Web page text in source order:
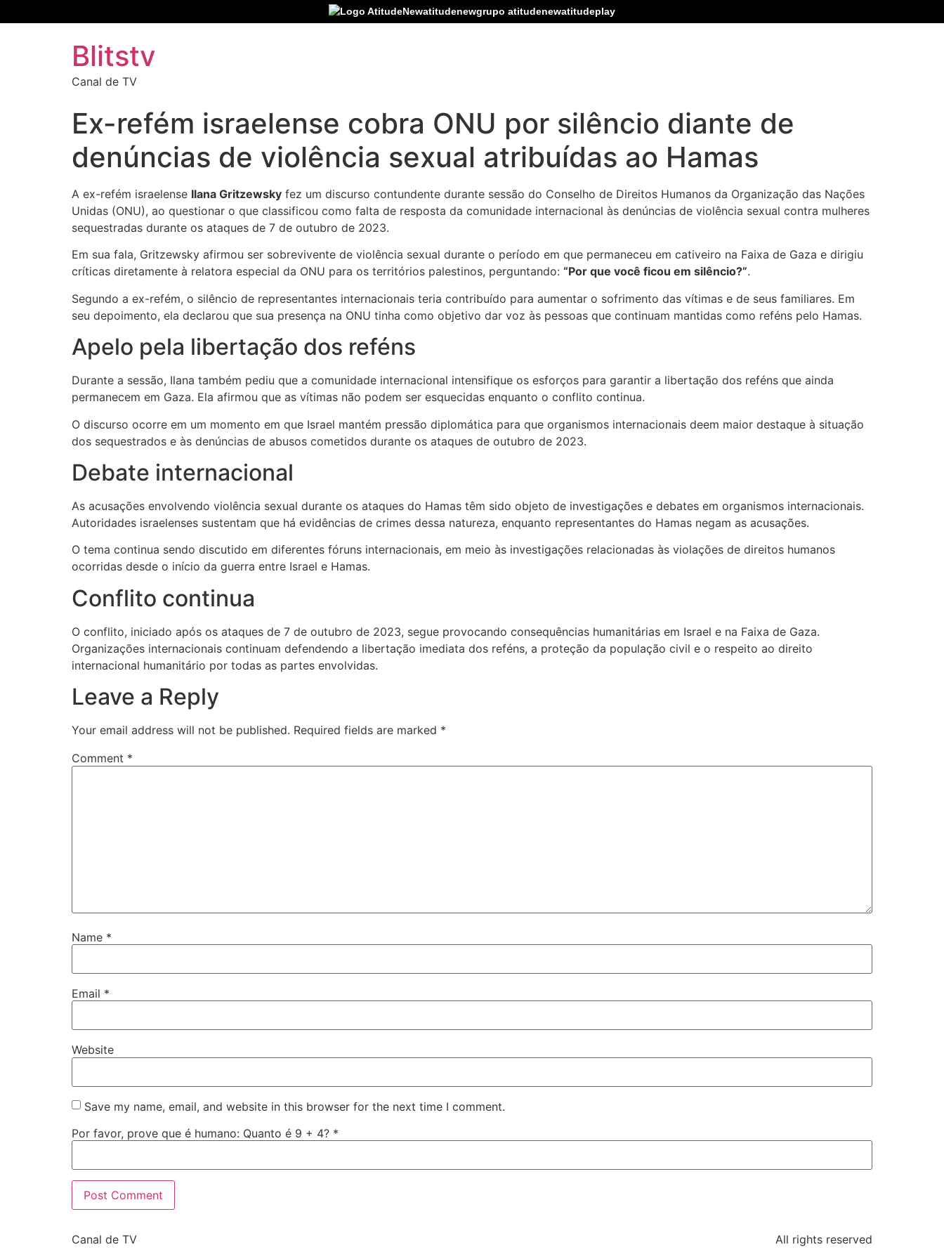
Blitstv
Canal de TV
Ex-refém israelense cobra ONU por silêncio diante de
denúncias de violência sexual atribuídas ao Hamas
A ex-refém israelense Ilana Gritzewsky fez um discurso contundente durante sessão do Conselho de Direitos Humanos da Organização das Nações
Unidas (ONU), ao questionar o que classificou como falta de resposta da comunidade internacional às denúncias de violência sexual contra mulheres
sequestradas durante os ataques de 7 de outubro de 2023.
Em sua fala, Gritzewsky afirmou ser sobrevivente de violência sexual durante o período em que permaneceu em cativeiro na Faixa de Gaza e dirigiu
críticas diretamente à relatora especial da ONU para os territórios palestinos, perguntando: “Por que você ficou em silêncio?”.
Segundo a ex-refém, o silêncio de representantes internacionais teria contribuído para aumentar o sofrimento das vítimas e de seus familiares. Em
seu depoimento, ela declarou que sua presença na ONU tinha como objetivo dar voz às pessoas que continuam mantidas como reféns pelo Hamas.
Apelo pela libertação dos reféns
Durante a sessão, Ilana também pediu que a comunidade internacional intensifique os esforços para garantir a libertação dos reféns que ainda
permanecem em Gaza. Ela afirmou que as vítimas não podem ser esquecidas enquanto o conflito continua.
O discurso ocorre em um momento em que Israel mantém pressão diplomática para que organismos internacionais deem maior destaque à situação
dos sequestrados e às denúncias de abusos cometidos durante os ataques de outubro de 2023.
Debate internacional
As acusações envolvendo violência sexual durante os ataques do Hamas têm sido objeto de investigações e debates em organismos internacionais.
Autoridades israelenses sustentam que há evidências de crimes dessa natureza, enquanto representantes do Hamas negam as acusações.
O tema continua sendo discutido em diferentes fóruns internacionais, em meio às investigações relacionadas às violações de direitos humanos
ocorridas desde o início da guerra entre Israel e Hamas.
Conflito continua
O conflito, iniciado após os ataques de 7 de outubro de 2023, segue provocando consequências humanitárias em Israel e na Faixa de Gaza.
Organizações internacionais continuam defendendo a libertação imediata dos reféns, a proteção da população civil e o respeito ao direito
internacional humanitário por todas as partes envolvidas.
Leave a Reply
Your email address will not be published. Required fields are marked *
Comment *
Name *
Email *
Website
Save my name, email, and website in this browser for the next time I comment.
Por favor, prove que é humano: Quanto é 9 + 4? *
Canal de TV All rights reserved
atitudenewgrupo atitudenewatitudeplay